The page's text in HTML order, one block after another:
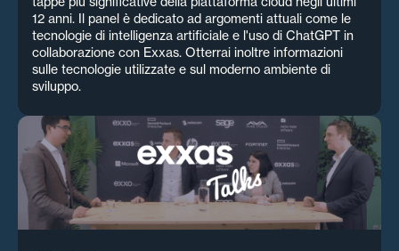
12 anni. Il panel è dedicato ad argomenti attuali come le
tecnologie di intelligenza artificiale e l'uso di ChatGPT in
collaborazione con Exxas. Otterrai inoltre informazioni
sulle tecnologie utilizzate e sul moderno ambiente di
sviluppo.